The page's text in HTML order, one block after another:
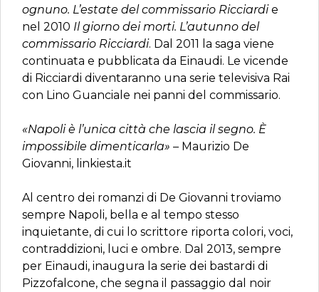
ognuno. L’estate del commissario Ricciardie
nel 2010 Il giorno dei morti. L’autunno del
commissario Ricciardi. Dal 2011 la saga viene
continuata e pubblicata da Einaudi. Le vicende
di Ricciardi diventaranno una serie televisiva Rai
con Lino Guanciale nei panni del commissario.
«Napoli è l’unica città che lascia il segno. È
impossibile dimenticarla» – Maurizio De
Giovanni, linkiesta.it
Al centro dei romanzi di De Giovanni troviamo
sempre Napoli, bella e al tempo stesso
inquietante, di cui lo scrittore riporta colori, voci,
contraddizioni, luci e ombre. Dal 2013, sempre
per Einaudi, inaugura la serie dei bastardi di
Pizzofalcone, che segna il passaggio dal noir